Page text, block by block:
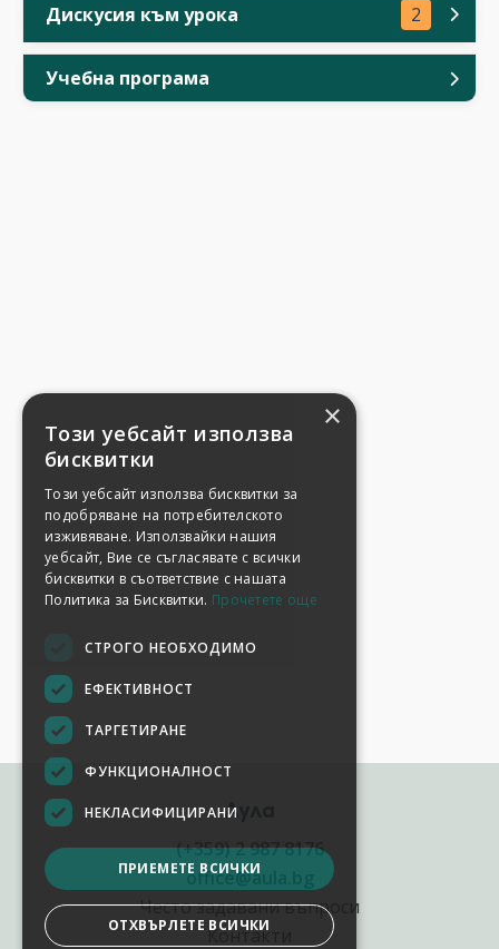
Дискусия към урока 2
Учебна програма
Аула
(+359) 2 987 8176
office@aula.bg
Често задавани въпроси
Контакти
×
Този уебсайт използва
бисквитки
Този уебсайт използва бисквитки за
подобряване на потребителското
изживяване. Използвайки нашия
уебсайт, Вие се съгласявате с всички
бисквитки в съответствие с нашата
Политика за Бисквитки. Прочетете още
СТРОГО НЕОБХОДИМО
ЕФЕКТИВНОСТ
ТАРГЕТИРАНЕ
ФУНКЦИОНАЛНОСТ
НЕКЛАСИФИЦИРАНИ
ПРИЕМЕТЕ ВСИЧКИ
ОТХВЪРЛЕТЕ ВСИЧКИ